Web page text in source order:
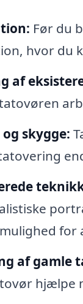
Før du
hvor du
af
skygge:
for
af gamle
hjælpe